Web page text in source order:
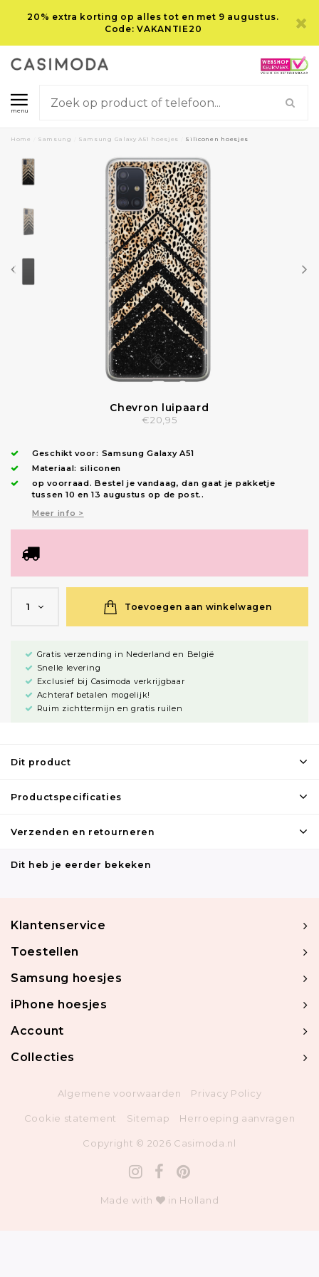
20% extra korting op alles tot en met 9 augustus.
Code: VAKANTIE20
menu
Home Samsung Samsung Galaxy A51 hoesjes Siliconen hoesjes
Chevron luipaard
€20,95
Geschikt voor: Samsung Galaxy A51
Materiaal: siliconen
op voorraad.Bestel je vandaag, dan gaat je pakketje
tussen 10 en 13 augustus op de post..
Meer info >
1 Toevoegen aan winkelwagen
Gratis verzending in Nederland en België
Snelle levering
Exclusief bij Casimoda verkrijgbaar
Achteraf betalen mogelijk!
Ruim zichttermijn en gratis ruilen
Dit product
Productspecificaties
Verzenden en retourneren
Dit heb je eerder bekeken
Klantenservice
Toestellen
Samsung hoesjes
iPhone hoesjes
Account
Collecties
Algemene voorwaarden Privacy Policy
Cookie statement Sitemap Herroeping aanvragen
Copyright © 2026 Casimoda.nl
Made with in Holland